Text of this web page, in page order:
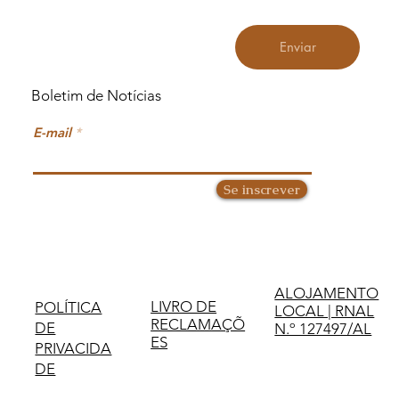
POLÍTICA
DE
PRIVACIDA
DE
LIVRO DE
RECLAMAÇÕ
ES
ALOJAMENTO
LOCAL | RNAL
N.º 127497/AL
Enviar
E-mail
Se inscrever
Boletim de Notícias